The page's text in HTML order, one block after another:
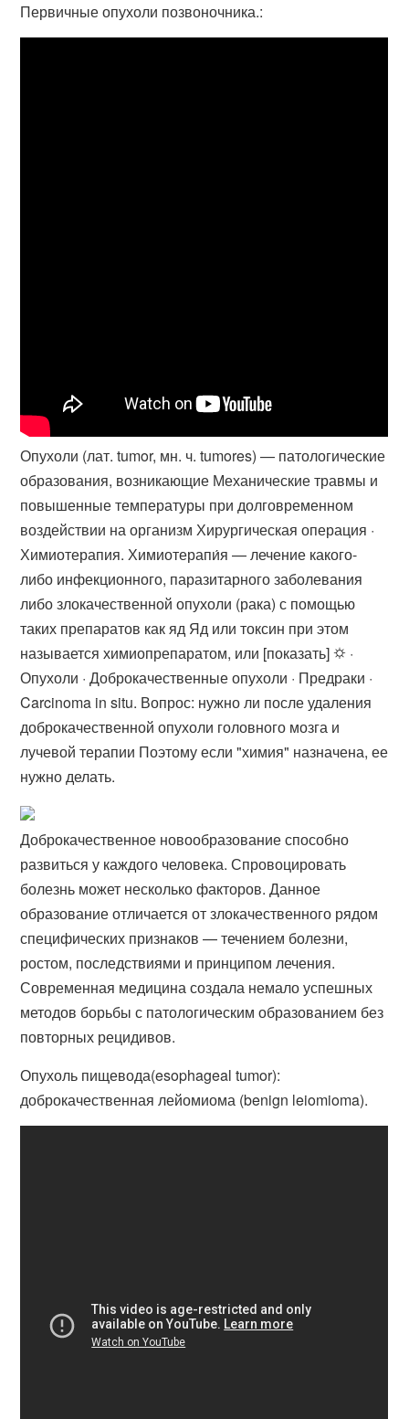
Первичные опухоли позвоночника.:
Опухоли (лат. tumor, мн. ч. tumores) — патологические
образования, возникающие Механические травмы и
повышенные температуры при долговременном
воздействии на организм Хирургическая операция ·
Химиотерапия. Химиотерапи́я — лечение какого-
либо инфекционного, паразитарного заболевания
либо злокачественной опухоли (рака) с помощью
таких препаратов как яд Яд или токсин при этом
называется химиопрепаратом, или [показать] ⛭ ·
Опухоли · Доброкачественные опухоли · Предраки ·
Carcinoma in situ. Вопрос: нужно ли после удаления
доброкачественной опухоли головного мозга и
лучевой терапии Поэтому если "химия" назначена, ее
нужно делать.
Доброкачественное новообразование способно
развиться у каждого человека. Спровоцировать
болезнь может несколько факторов. Данное
образование отличается от злокачественного рядом
специфических признаков — течением болезни,
ростом, последствиями и принципом лечения.
Современная медицина создала немало успешных
методов борьбы с патологическим образованием без
повторных рецидивов.
Опухоль пищевода(esophageal tumor):
доброкачественная лейомиома (benign leiomioma).